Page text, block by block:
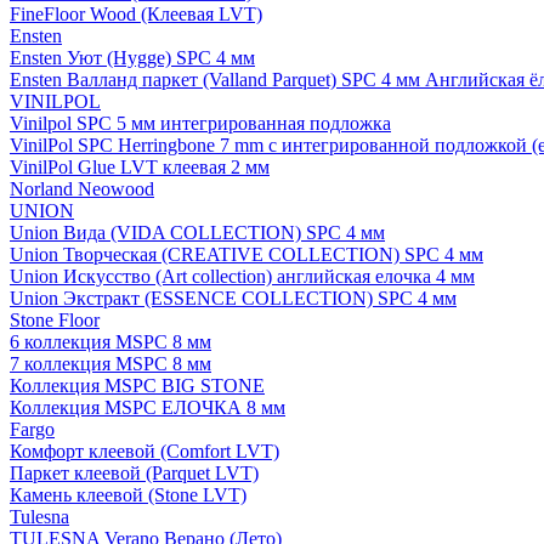
FineFloor Wood (Клеевая LVT)
Ensten
Ensten Уют (Hygge) SPC 4 мм
Ensten Валланд паркет (Valland Parquet) SPC 4 мм Английская
VINILPOL
Vinilpol SPC 5 мм интегрированная подложка
VinilPol SPC Herringbone 7 mm с интегрированной подложкой
VinilPol Glue LVT клеевая 2 мм
Norland Neowood
UNION
Union Вида (VIDA COLLECTION) SPC 4 мм
Union Творческая (CREATIVE COLLECTION) SPC 4 мм
Union Искусство (Art collection) английская елочка 4 мм
Union Экстракт (ESSENCE COLLECTION) SPC 4 мм
Stone Floor
6 коллекция MSPC 8 мм
7 коллекция MSPC 8 мм
Коллекция MSPC BIG STONE
Коллекция MSPC ЕЛОЧКА 8 мм
Fargo
Комфорт клеевой (Comfort LVT)
Паркет клеевой (Parquet LVT)
Камень клеевой (Stone LVT)
Tulesna
TULESNA Verano Верано (Лето)